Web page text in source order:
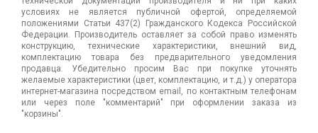
условиях не является публичной офертой, определяемой
положениями Статьи 437(2) Гражданского Кодекса Российской
Федерации. Производитель оставляет за собой право изменять
конструкцию, технические характеристики, внешний вид,
комплектацию товара без предварительного уведомления
продавца. Убедительно просим Вас при покупке уточнять
желаемые характеристики (цвет, комплектацию, и т.д.) у оператора
интернет-магазина посредством email, по контактным телефонам
или через поле "комментарий" при оформлении заказа из
"корзины".